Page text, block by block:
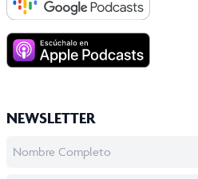
NEWSLETTER